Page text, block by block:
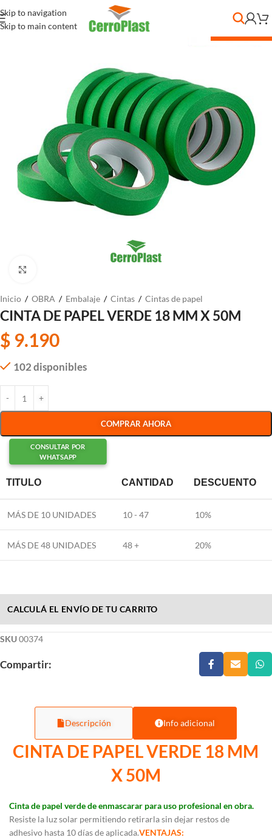
Skip to navigation
Skip to main content
Inicio / OBRA / Embalaje / Cintas / Cintas de papel
CINTA DE PAPEL VERDE 18 MM X 50M
$ 9.190
102 disponibles
COMPRAR AHORA
CONSULTAR POR
WHATSAPP
TITULO CANTIDAD DESCUENTO
MÁS DE 10 UNIDADES 10 - 47 10%
MÁS DE 48 UNIDADES 48 + 20%
CALCULÁ EL ENVÍO DE TU CARRITO
SKU00374
Compartir:
Descripción Info adicional
CINTA DE PAPEL VERDE 18 MM
X 50M
Cinta de papel verde de enmascarar para uso profesional en obra.
Resiste la luz solar permitiendo retirarla sin dejar restos de
adhesivo hasta 10 días de aplicada.VENTAJAS: